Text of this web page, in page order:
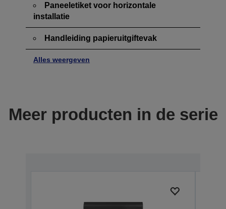
Paneeletiket voor horizontale
installatie
Handleiding papieruitgiftevak
Alles weergeven
Meer producten in de serie